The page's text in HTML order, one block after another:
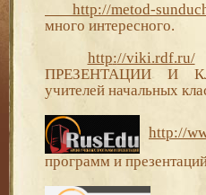
http://metod-
много интересного.
http://viki.rdf.ru/
ПРЕЗЕНТАЦИИ И
учителей начальных
http://
программ и